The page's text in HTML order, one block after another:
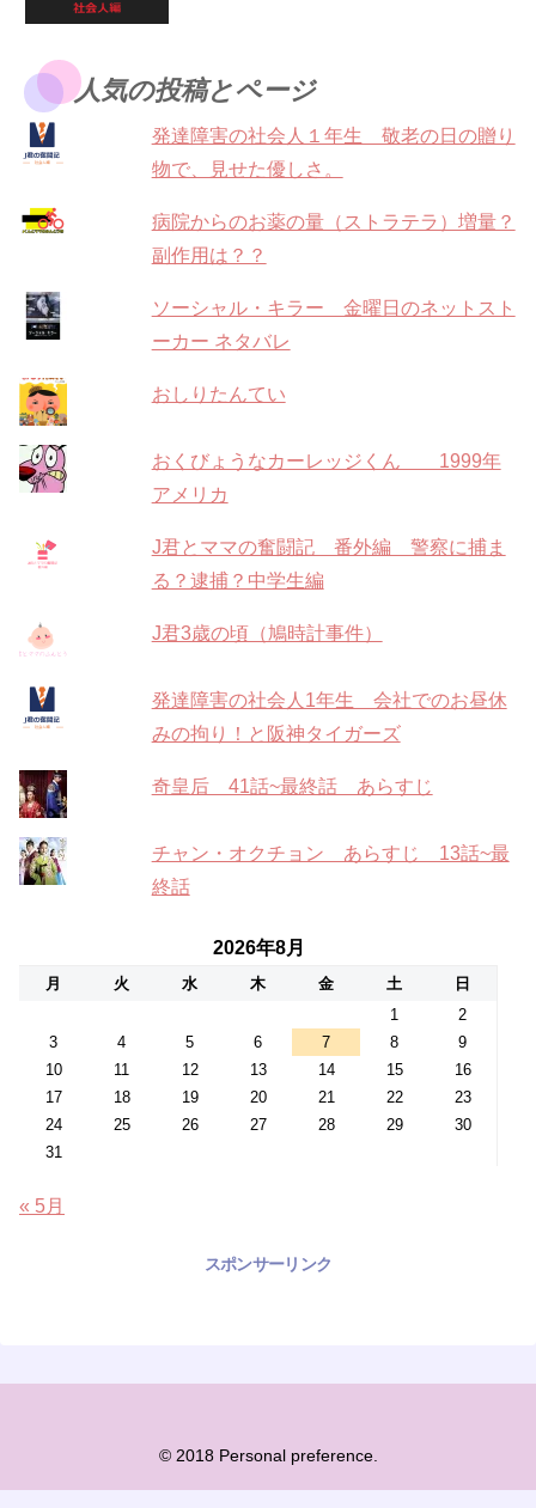
人気の投稿とページ
発達障害の社会人１年生 敬老の日の贈り
物で、見せた優しさ。
病院からのお薬の量（ストラテラ）増量？
副作用は？？
ソーシャル・キラー 金曜日のネットスト
ーカー ネタバレ
おしりたんてい
おくびょうなカーレッジくん 1999年
アメリカ
J君とママの奮闘記 番外編 警察に捕ま
る？逮捕？中学生編
J君3歳の頃（鳩時計事件）
発達障害の社会人1年生 会社でのお昼休
みの拘り！と阪神タイガーズ
奇皇后 41話~最終話 あらすじ
チャン・オクチョン あらすじ 13話~最
終話
2026年8月
月 火 水 木 金 土
日
1
2
3
4 5 6 7 8
9
10
11 12 13 14 15
16
17
18 19 20 21 22
23
24
25 26 27 28 29
30
31
« 5月
スポンサーリンク
© 2018 Personal preference.